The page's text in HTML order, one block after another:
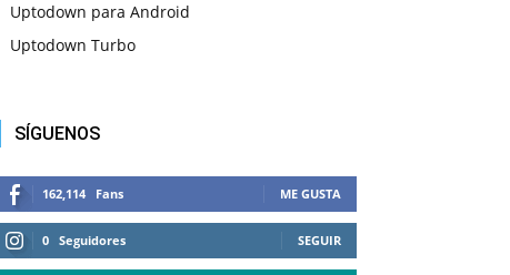
Uptodown para Android
Uptodown Turbo
SÍGUENOS
162,114 Fans ME GUSTA
0 Seguidores SEGUIR